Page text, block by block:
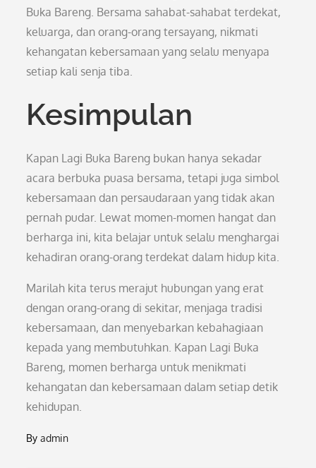
Buka Bareng. Bersama sahabat-sahabat terdekat,
keluarga, dan orang-orang tersayang, nikmati
kehangatan kebersamaan yang selalu menyapa
setiap kali senja tiba.
Kesimpulan
Kapan Lagi Buka Bareng bukan hanya sekadar
acara berbuka puasa bersama, tetapi juga simbol
kebersamaan dan persaudaraan yang tidak akan
pernah pudar. Lewat momen-momen hangat dan
berharga ini, kita belajar untuk selalu menghargai
kehadiran orang-orang terdekat dalam hidup kita.
Marilah kita terus merajut hubungan yang erat
dengan orang-orang di sekitar, menjaga tradisi
kebersamaan, dan menyebarkan kebahagiaan
kepada yang membutuhkan. Kapan Lagi Buka
Bareng, momen berharga untuk menikmati
kehangatan dan kebersamaan dalam setiap detik
kehidupan.
Byadmin